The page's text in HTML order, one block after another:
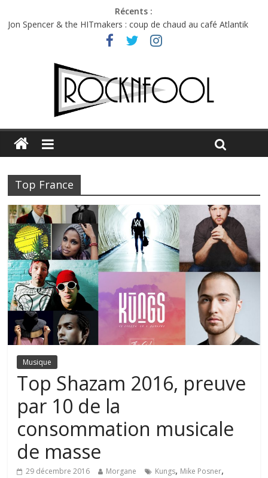
Récents :
Jon Spencer & the HITmakers : coup de chaud au café Atlantik
Hellfest 2026 vendredi : température et émotions en hausse
Hellfest 2026 jeudi : impossible de choisir entre chaleur et bonne
Première édition du Midgard Festival : entre bière, métal et
Charlie Puth à l’Olympia : la leçon de pop du Professeur Puth
Top France
Musique
Top Shazam 2016, preuve
par 10 de la
consommation musicale
de masse
29 décembre 2016 Morgane Kungs, Mike Posner,